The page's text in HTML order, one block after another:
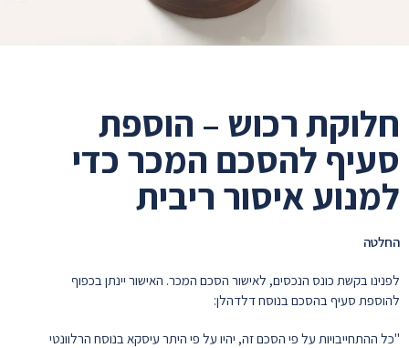
חלוקת רכוש – הוספת
סעיף להסכם המכר כדי
למנוע איסור ריבית
החלטה
לפנינו בקשת כונס הנכסים, לאישור הסכם המכר. האישור יינתן בכפוף
להוספת סעיף בהסכם בנוסח דלדהלן:
"כל ההתחייבויות על פי הסכם זה, יהיו על פי היתר עיסקא בנוסח הרלוונטי